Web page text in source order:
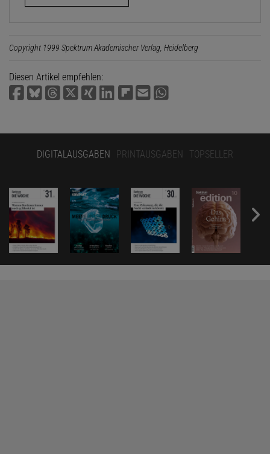
Copyright 1999 Spektrum Akademischer Verlag, Heidelberg
Diesen Artikel empfehlen:
DIGITALAUSGABEN PRINTAUSGABEN TOPSELLER